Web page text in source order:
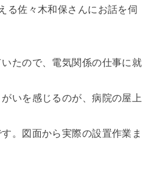
る佐々木和保さんにお話を伺
たので、電気関係の仕事に就
いを感じるのが、病院の屋上
。図面から実際の設置作業ま